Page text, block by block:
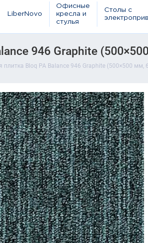
LiberNovo
Офисные
кресла и
стулья
Столы с
946 Graphite
плитка Bloq PA Balance 946 Graphite (500×500 мм,